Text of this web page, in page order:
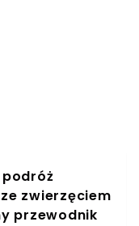
zwierzęciem
przewodnik